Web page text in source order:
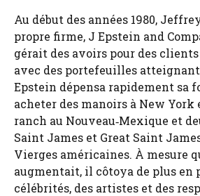
Au début des années 1980,
propre firme, J Epstein and
gérait des avoirs pour des
avec des portefeuilles
Epstein dépensa rapidement sa
acheter des manoirs à New York
ranch au Nouveau‑Mexique et
Saint James et Great Saint
Vierges américaines. À mesure
augmentait, il côtoya de plus en
célébrités, des artistes et des